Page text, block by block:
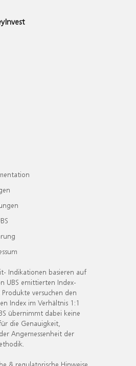
Indikationen basieren auf
UBS emittierten Index-
versuchen den
Index im Verhältnis 1:1
übernimmt dabei keine
die Genauigkeit,
Angemessenheit der